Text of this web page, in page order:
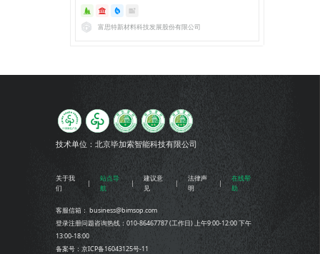
富思特新材料科技发展股份有限公司
技术单位：北京毕加索智能科技有限公司
关于我
们
站点导
航
建议意
见
法律声
明
在线帮
助
客服信箱： business@bimsop.com
登录注册问题咨询热线：010-86467787 (工作日) 上午9:00-12:00 下午
13:00-18:00
备案号：京ICP备16043125号-11